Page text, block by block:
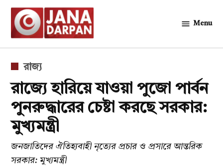
Skip
content
Menu
POSTED
রাজ্য
রাজ্যে হারিয়ে যাওয়া পুজো পার্বন
পুনরুদ্ধারের চেষ্টা করছে সরকার:
মুখ্যমন্ত্রী
জনজাতিদের ঐতিহ্যবাহী নৃত্যের প্রচার ও প্রসারে আন্তরিক
সরকার: মুখ্যমন্ত্রী